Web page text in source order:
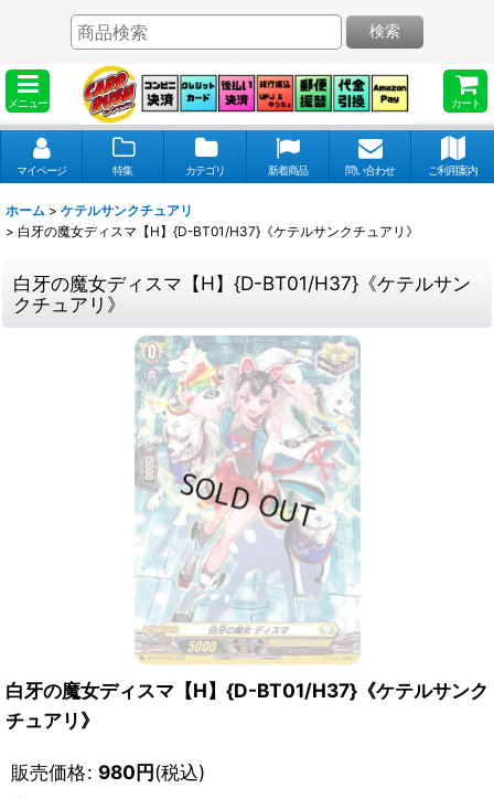
メニュー カート
検索
マイページ 特集 カテゴリ 新着商品 問い合わせ ご利用案内
ホーム > ケテルサンクチュアリ
> 白牙の魔女ディスマ【H】{D-BT01/H37}《ケテルサンクチュアリ》
白牙の魔女ディスマ【H】{D-BT01/H37}《ケテルサン
クチュアリ》
白牙の魔女ディスマ【H】{D-BT01/H37}《ケテルサンク
チュアリ》
販売価格: 980円(税込)